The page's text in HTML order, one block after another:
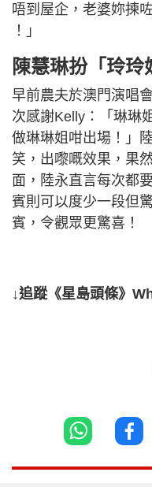
唔到屋企，老婆妳揀
！」
陳慧琳扮「玲
早前農夫於澳門演唱
次感謝Kelly：「琳琳
做琳琳姐咁出場！」
笑，出嚟嘅效果，果
面，陸永直言每次都
賓則可以度少一段但
賓，令觀眾更驚喜！
↓追蹤《星島頭條》